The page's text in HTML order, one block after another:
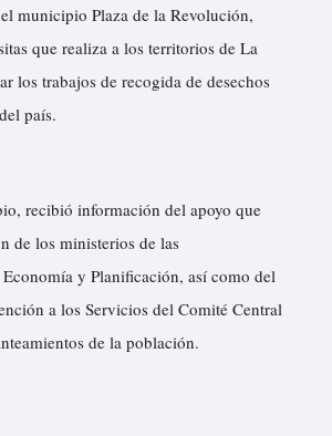
municipio Plaza de la Revolución,
que realiza a los territorios de La
los trabajos de recogida de desechos
país.
recibió información del apoyo que
de los ministerios de las
y Planificación, así como del
a los Servicios del Comité Central
de la población.